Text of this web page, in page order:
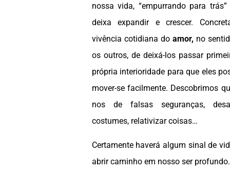
nossa vida, “empurrando para
deixa expandir e crescer.
vivência cotidiana doamor, no
os outros, de deixá-los passar
própria interioridade para que eles
mover-se facilmente. Descobrimos
nos de falsas seguranças,
costumes, relativizar coisas…
Certamente haverá algum sinal de
abrir caminho em nosso ser profundo.